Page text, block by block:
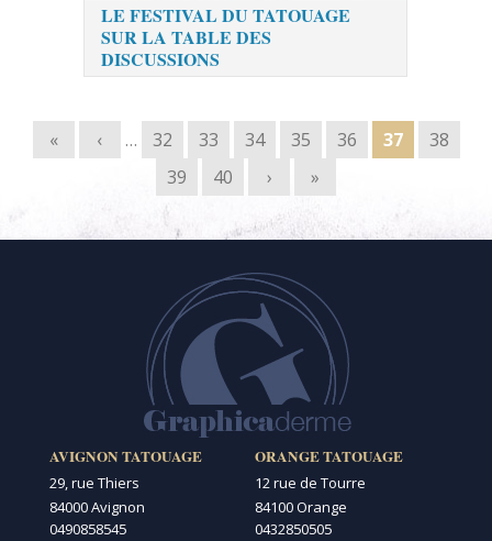
LE FESTIVAL DU TATOUAGE
SUR LA TABLE DES
DISCUSSIONS
Pages
« ‹ … 32 33 34 35 36 37
38
39
40 › »
AVIGNON TATOUAGE
29, rue Thiers
84000 Avignon
0490858545
ORANGE TATOUAGE
12 rue de Tourre
84100 Orange
0432850505